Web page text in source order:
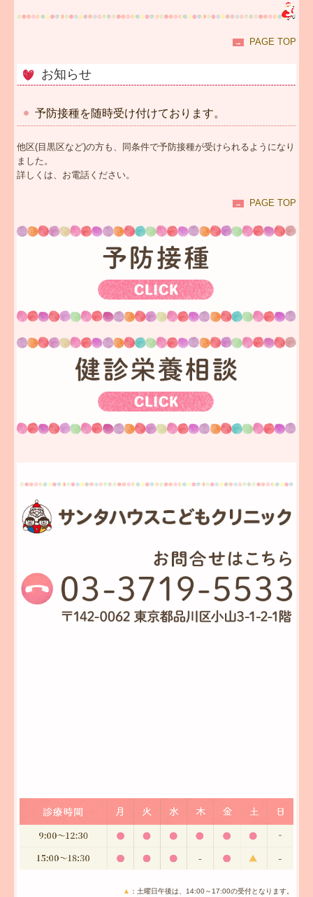
→ PAGE TOP
お知らせ
予防接種を随時受け付けております。
他区(目黒区など)の方も、同条件で予防接種が受けられるようになり
ました。
詳しくは、お電話ください。
→ PAGE TOP
▲ ：土曜日午後は、14:00～17:00の受付となります。